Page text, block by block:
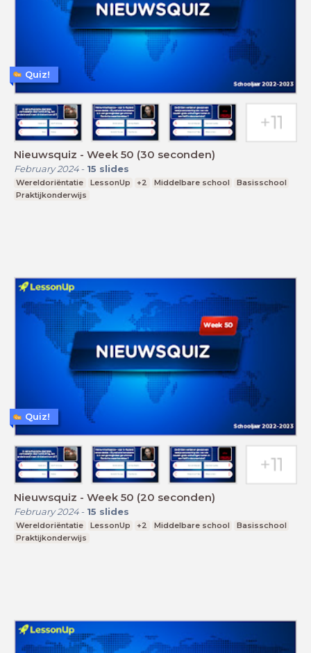
Nieuwsquiz - Week 50 (30 seconden)
February 2024- 15 slides
Wereldoriëntatie LessonUp +2 Middelbare school
Basisschool
Praktijkonderwijs
Quiz!
Nieuwsquiz - Week 50 (20 seconden)
February 2024- 15 slides
Wereldoriëntatie LessonUp +2 Middelbare school
Basisschool
Praktijkonderwijs
Quiz!